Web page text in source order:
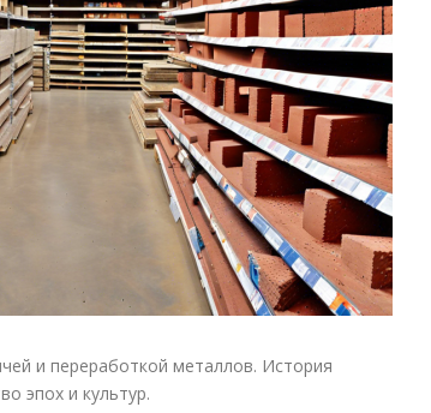
и переработкой металлов. История
эпох и культур.